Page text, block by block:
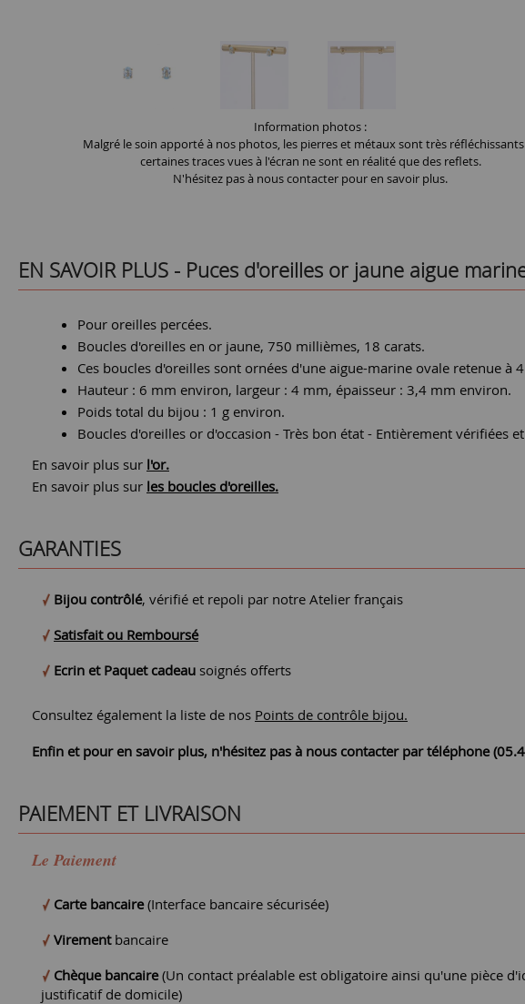
Information photos :
Malgré le soin apporté à nos photos, les pierres et métaux sont très
certaines traces vues à l'écran ne sont en réalité que des reflets.
N'hésitez pas à nous contacter pour en savoir plus.
EN SAVOIR PLUS - Puces d'oreilles or jaune aigue
Pour oreilles percées.
Boucles d'oreilles en or jaune, 750 millièmes, 18 carats.
Ces boucles d'oreilles sont ornées d'une aigue-marine ovale retenue à
Hauteur : 6 mm environ, largeur : 4 mm, épaisseur : 3,4 mm environ.
Poids total du bijou : 1 g environ.
Boucles d'oreilles or d'occasion - Très bon état - Entièrement vérifiées
En savoir plus sur l'or.
En savoir plus sur les boucles d'oreilles.
GARANTIES
Bijou contrôlé, vérifié et repoli par notre Atelier français
Satisfait ou Remboursé
Ecrin et Paquet cadeau soignés offerts
Consultez également la liste de nos Points de contrôle bijou.
Enfin et pour en savoir plus, n'hésitez pas à nous contacter par téléphone
PAIEMENT ET LIVRAISON
Le Paiement
Carte bancaire(Interface bancaire sécurisée)
Virementbancaire
Chèque bancaire(Un contact préalable est obligatoire ainsi qu'une pièce
justificatif de domicile)